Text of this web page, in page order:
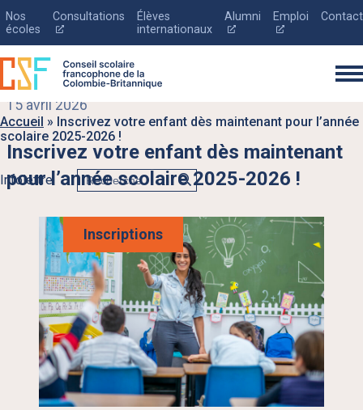
Nos
écoles
Consultations
Ce
dans
une
fenêtre
Élèves
internationaux
Alumni
Ce
Emploi
Ce
Contact
Accueil » Inscrivez votre enfant dès maintenant pour l’année
scolaire 2025-2026 !
Infolettre
Rechercher
Le conseil scolaire
Inscription
Éducation
Parents
Nouvelles
Je souhaite
15 avril 2026
Inscrivez votre enfant dès maintenant
pour l’année scolaire 2025-2026 !
Inscriptions